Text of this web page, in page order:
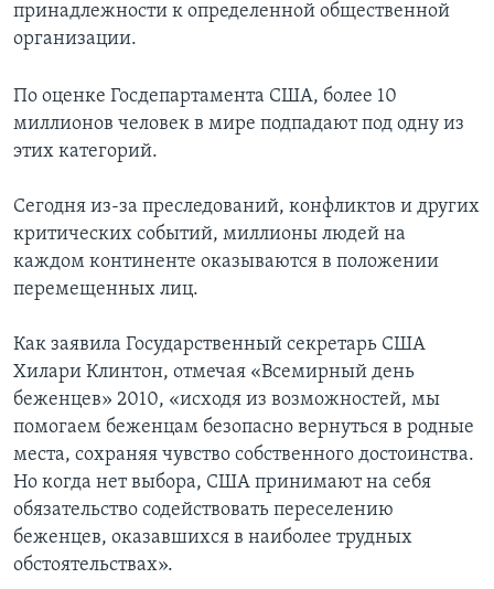
принадлежности к определенной общественной
организации.
По оценке Госдепартамента США, более 10
миллионов человек в мире подпадают под одну из
этих категорий.
Сегодня из-за преследований, конфликтов и других
критических событий, миллионы людей на
каждом континенте оказываются в положении
перемещенных лиц.
Как заявила Государственный секретарь США
Хилари Клинтон, отмечая «Всемирный день
беженцев» 2010, «исходя из возможностей, мы
помогаем беженцам безопасно вернуться в родные
места, сохраняя чувство собственного достоинства.
Но когда нет выбора, США принимают на себя
обязательство содействовать переселению
беженцев, оказавшихся в наиболее трудных
обстоятельствах».